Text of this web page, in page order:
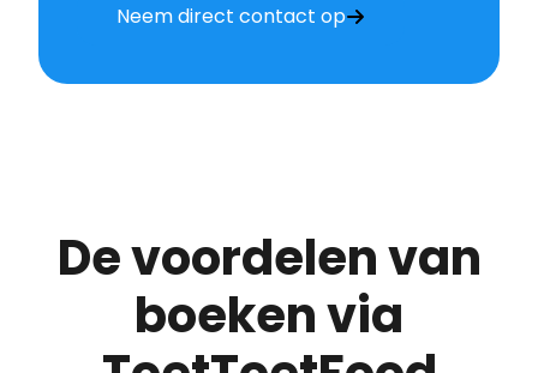
Neem direct contact op
De voordelen van
boeken via